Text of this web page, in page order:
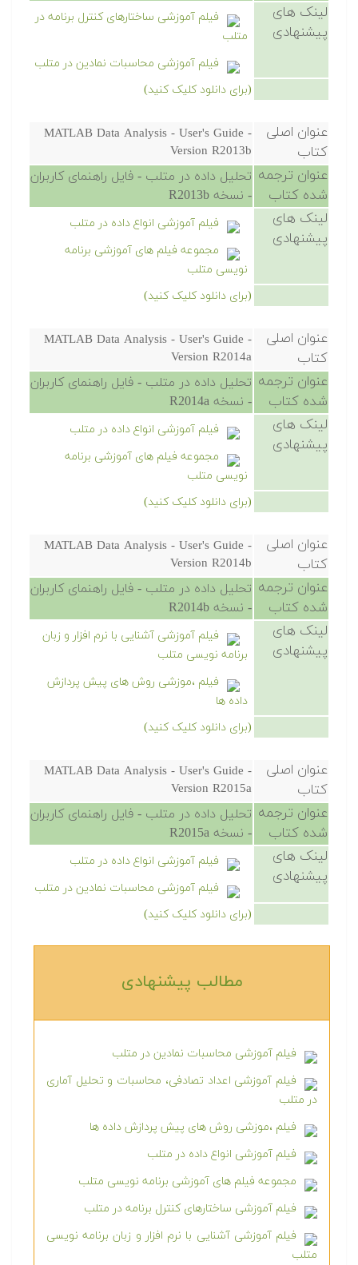
لینک های
پیشنهادی
فیلم آموزشی ساختارهای کنترل برنامه در
متلب
فیلم آموزشی محاسبات نمادین در متلب
(برای دانلود کلیک کنید)
عنوان اصلی
کتاب
MATLAB Data Analysis - User's Guide -
Version R2013b
عنوان ترجمه
شده کتاب
تحلیل داده در متلب - فایل راهنمای کاربران
- نسخه R2013b
لینک های
پیشنهادی
فیلم آموزشی انواع داده در متلب
مجموعه فیلم های آموزشی برنامه
نویسی متلب
(برای دانلود کلیک کنید)
عنوان اصلی
کتاب
MATLAB Data Analysis - User's Guide -
Version R2014a
عنوان ترجمه
شده کتاب
تحلیل داده در متلب - فایل راهنمای کاربران
- نسخه R2014a
لینک های
پیشنهادی
فیلم آموزشی انواع داده در متلب
مجموعه فیلم های آموزشی برنامه
نویسی متلب
(برای دانلود کلیک کنید)
عنوان اصلی
کتاب
MATLAB Data Analysis - User's Guide -
Version R2014b
عنوان ترجمه
شده کتاب
تحلیل داده در متلب - فایل راهنمای کاربران
- نسخه R2014b
لینک های
پیشنهادی
فیلم آموزشی آشنایی با نرم افزار و زبان
برنامه نویسی متلب
فیلم ،موزشی روش های پیش پردازش
داده ها
(برای دانلود کلیک کنید)
عنوان اصلی
کتاب
MATLAB Data Analysis - User's Guide -
Version R2015a
عنوان ترجمه
شده کتاب
تحلیل داده در متلب - فایل راهنمای کاربران
- نسخه R2015a
لینک های
پیشنهادی
فیلم آموزشی انواع داده در متلب
فیلم آموزشی محاسبات نمادین در متلب
(برای دانلود کلیک کنید)
مطالب پیشنهادی‎
فیلم آموزشی محاسبات نمادین در متلب
فیلم آموزشی اعداد تصادفی، محاسبات و تحلیل آماری
در متلب
فیلم ،موزشی روش های پیش پردازش داده ها
فیلم آموزشی انواع داده در متلب
مجموعه فیلم های آموزشی برنامه نویسی متلب
فیلم آموزشی ساختارهای کنترل برنامه در متلب
فیلم آموزشی آشنایی با نرم افزار و زبان برنامه نویسی
متلب